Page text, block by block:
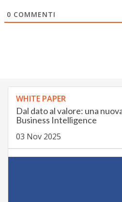
0 COMMENTI
WHITE PAPER
Dal dato al valore: una
Business Intelligence
03 Nov 2025